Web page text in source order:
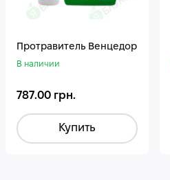
Протравитель Венцедор
В наличии
787.00 грн.
Купить